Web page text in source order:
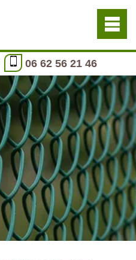
06 62 56 21 46